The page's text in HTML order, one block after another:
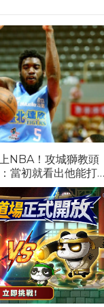
NBA！攻城獅教頭
當初就看出他能打